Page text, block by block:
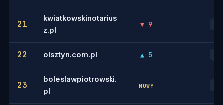
21
kwiatkowskinotarius
z.pl
▼ 9
22 olsztyn.com.pl ▲ 5
23
boleslawpiotrowski.
pl
NOWY